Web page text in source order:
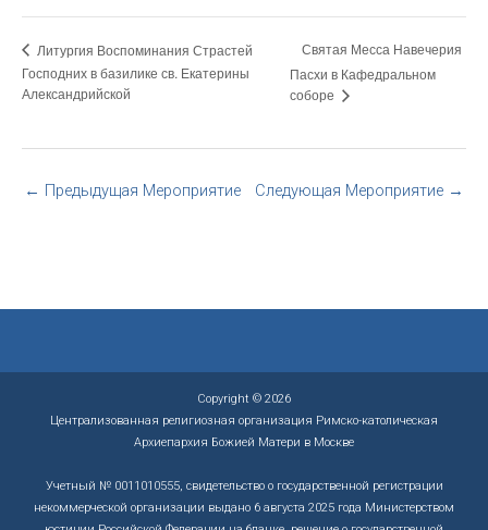
Литургия Воспоминания Страстей
Господних в базилике св. Екатерины
Александрийской
Святая Месса Навечерия
Пасхи в Кафедральном
соборе
← Предыдущая Мероприятие Следующая Мероприятие →
Copyright © 2026
Централизованная религиозная организация Римско-католическая
Архиепархия Божией Матери в Москве
Учетный № 0011010555, свидетельство о государственной регистрации
некоммерческой организации выдано 6 августа 2025 года Министерством